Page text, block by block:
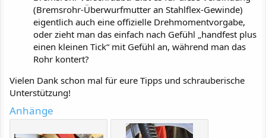
(Bremsrohr-Überwurfmutter an Stahlflex-Gewinde)
eigentlich auch eine offizielle Drehmomentvorgabe,
oder zieht man das einfach nach Gefühl „handfest plus
einen kleinen Tick“ mit Gefühl an, während man das
Rohr kontert?
Vielen Dank schon mal für eure Tipps und schrauberische
Unterstützung!
Anhänge